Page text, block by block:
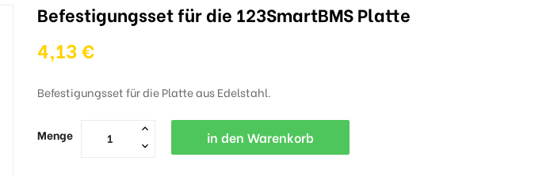
Befestigungsset für die 123SmartBMS Platte
4,13 €
Befestigungsset für die Platte aus Edelstahl.
Menge in den Warenkorb